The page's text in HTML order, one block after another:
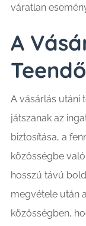
váratlan
A
A vásárlás utáni
játszanak az
biztosítása, a
közösségbe
hosszú távú
megvétele után
közösségben,